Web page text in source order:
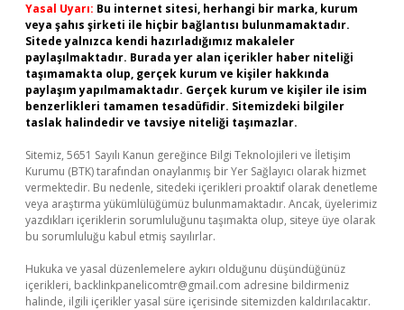
Yasal Uyarı: Bu internet sitesi, herhangi bir marka, kurum
veya şahıs şirketi ile hiçbir bağlantısı bulunmamaktadır.
Sitede yalnızca kendi hazırladığımız makaleler
paylaşılmaktadır. Burada yer alan içerikler haber niteliği
taşımamakta olup, gerçek kurum ve kişiler hakkında
paylaşım yapılmamaktadır. Gerçek kurum ve kişiler ile isim
benzerlikleri tamamen tesadüfidir. Sitemizdeki bilgiler
taslak halindedir ve tavsiye niteliği taşımazlar.
Sitemiz, 5651 Sayılı Kanun gereğince Bilgi Teknolojileri ve İletişim
Kurumu (BTK) tarafından onaylanmış bir Yer Sağlayıcı olarak hizmet
vermektedir. Bu nedenle, sitedeki içerikleri proaktif olarak denetleme
veya araştırma yükümlülüğümüz bulunmamaktadır. Ancak, üyelerimiz
yazdıkları içeriklerin sorumluluğunu taşımakta olup, siteye üye olarak
bu sorumluluğu kabul etmiş sayılırlar.
Hukuka ve yasal düzenlemelere aykırı olduğunu düşündüğünüz
içerikleri, backlinkpanelicomtr@gmail.com adresine bildirmeniz
halinde, ilgili içerikler yasal süre içerisinde sitemizden kaldırılacaktır.